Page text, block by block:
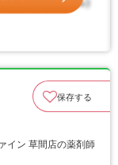
保存する
イン 草間店の薬剤師